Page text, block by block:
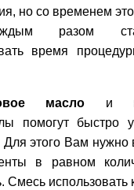
но со временем это
разом
время
масло и
помогут быстро
Для этого Вам нужно
в равном
Смесь использовать